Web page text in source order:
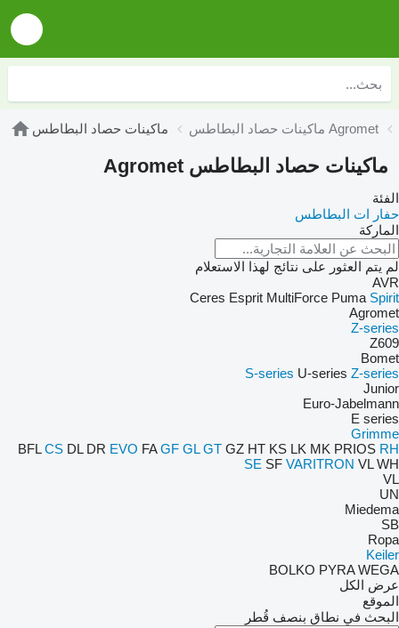
ماكينات حصاد البطاطس ماكينات حصاد البطاطس Agromet
ماكينات حصاد البطاطس Agromet
الفئة
حفار ات البطاطس
الماركة
لم يتم العثور على نتائج لهذا الاستعلام
AVR
Ceres Esprit MultiForce Puma Spirit
Agromet
Z-series
Z609
Bomet
S-series U-series Z-series
Junior
Euro-Jabelmann
E series
Grimme
BFL CS DL DR EVO FA GF GL GT GZ HT KS LK MK PRIOS RH
SE SF VARITRON VL WH
VL
UN
Miedema
SB
Ropa
Keiler
BOLKO PYRA WEGA
عرض الكل
الموقع
البحث في نطاق بنصف قُطر